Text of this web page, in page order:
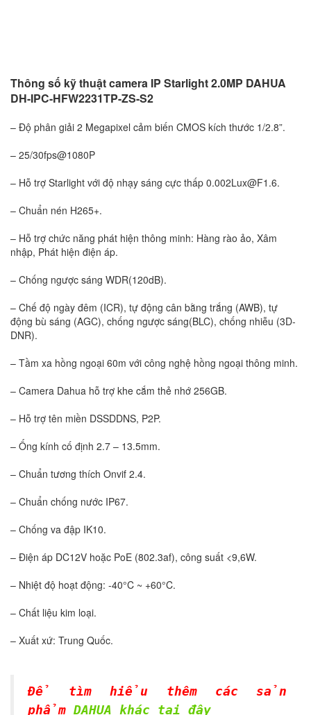
Thông số kỹ thuật camera IP Starlight 2.0MP DAHUA
DH-IPC-HFW2231TP-ZS-S2
– Độ phân giải 2 Megapixel cảm biến CMOS kích thước 1/2.8”.
– 25/30fps@1080P
– Hỗ trợ Starlight với độ nhạy sáng cực thấp 0.002Lux@F1.6.
– Chuẩn nén H265+.
– Hỗ trợ chức năng phát hiện thông minh: Hàng rào ảo, Xâm
nhập, Phát hiện điện áp.
– Chống ngược sáng WDR(120dB).
– Chế độ ngày đêm (ICR), tự động cân bằng trắng (AWB), tự
động bù sáng (AGC), chống ngược sáng(BLC), chống nhiễu (3D-
DNR).
– Tầm xa hồng ngoại 60m với công nghệ hồng ngoại thông minh.
– Camera Dahua hỗ trợ khe cắm thẻ nhớ 256GB.
– Hỗ trợ tên miền DSSDDNS, P2P.
– Ống kính cố định 2.7 – 13.5mm.
– Chuẩn tương thích Onvif 2.4.
– Chuẩn chống nước IP67.
– Chống va đập IK10.
– Điện áp DC12V hoặc PoE (802.3af), công suất <9,6W.
– Nhiệt độ hoạt động: -40°C ~ +60°C.
– Chất liệu kim loại.
– Xuất xứ: Trung Quốc.
Để tìm hiểu thêm các sản
phẩm DAHUA khác tại đây